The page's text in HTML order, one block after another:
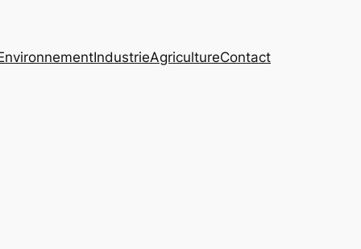
IndustrieAgricultureContact